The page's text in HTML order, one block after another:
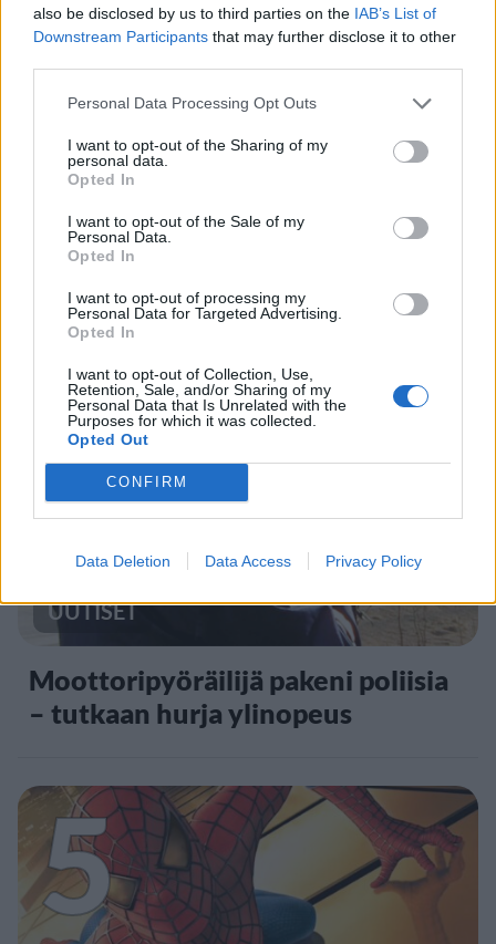
also be disclosed by us to third parties on the IAB’s List of
Downstream Participants that may further disclose it to other
Personal Data Processing Opt Outs
I want to opt-out of the Sharing of my
personal data.
Opted In
I want to opt-out of the Sale of my
Personal Data.
Opted In
I want to opt-out of processing my
Personal Data for Targeted Advertising.
Opted In
I want to opt-out of Collection, Use,
Retention, Sale, and/or Sharing of my
Personal Data that Is Unrelated with the
Purposes for which it was collected.
Opted Out
CONFIRM
Data Deletion Data Access Privacy Policy
3
UUTISET
F/A-18 Hornet jyrähtää ylilennolle
Jyväskylässä – katuja suljetaan
4
UUTISET
Moottoripyöräilijä pakeni poliisia
– tutkaan hurja ylinopeus
5